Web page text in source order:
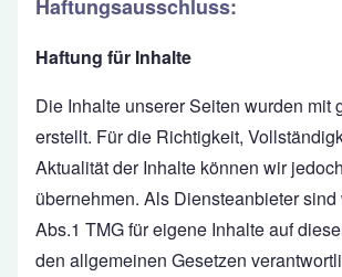
Haftungsausschluss:
Haftung für Inhalte
Die Inhalte unserer Seiten wurden mit
erstellt. Für die Richtigkeit,
Aktualität der Inhalte können wir
übernehmen. Als Diensteanbieter
Abs.1 TMG für eigene Inhalte auf
den allgemeinen Gesetzen